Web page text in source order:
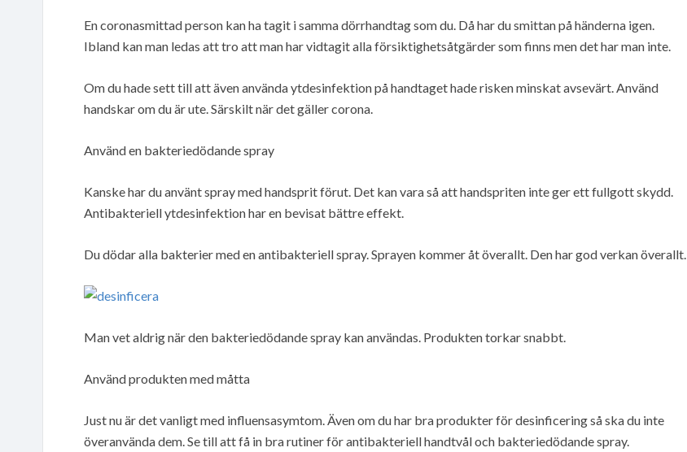
En coronasmittad person kan ha tagit i samma dörrhandtag som du. Då har du smittan på händerna igen.
Ibland kan man ledas att tro att man har vidtagit alla försiktighetsåtgärder som finns men det har man inte.
Om du hade sett till att även använda ytdesinfektion på handtaget hade risken minskat avsevärt. Använd
handskar om du är ute. Särskilt när det gäller corona.
Använd en bakteriedödande spray
Kanske har du använt spray med handsprit förut. Det kan vara så att handspriten inte ger ett fullgott skydd.
Antibakteriell ytdesinfektion har en bevisat bättre effekt.
Du dödar alla bakterier med en antibakteriell spray. Sprayen kommer åt överallt. Den har god verkan överallt.
Man vet aldrig när den bakteriedödande spray kan användas. Produkten torkar snabbt.
Använd produkten med måtta
Just nu är det vanligt med influensasymtom. Även om du har bra produkter för desinficering så ska du inte
överanvända dem. Se till att få in bra rutiner för antibakteriell handtvål och bakteriedödande spray.